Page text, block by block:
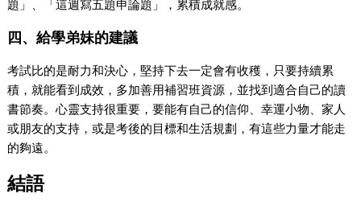
題」、「這週寫五題申論題」，累積成就感。
四、給學弟妹的建議
考試比的是耐力和決心，堅持下去一定會有收穫，只要持續累
積，就能看到成效，多加善用補習班資源，並找到適合自己的讀
書節奏。心靈支持很重要，要能有自己的信仰、幸運小物、家人
或朋友的支持，或是考後的目標和生活規劃，有這些力量才能走
的夠遠。
結語